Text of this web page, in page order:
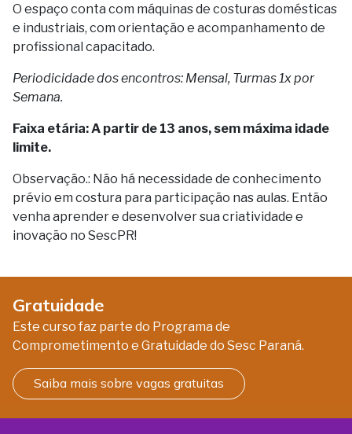
O espaço conta com máquinas de costuras domésticas
e industriais, com orientação e acompanhamento de
profissional capacitado.
Periodicidade dos encontros: Mensal, Turmas 1x por
Semana.
Faixa etária: A partir de 13 anos, sem máxima idade
limite.
Observação.: Não há necessidade de conhecimento
prévio em costura para participação nas aulas. Então
venha aprender e desenvolver sua criatividade e
inovação no SescPR!
Gratuidade
Este curso faz parte do Programa de
Comprometimento e Gratuidade do Sesc Paraná.
Saiba mais sobre vagas gratuitas